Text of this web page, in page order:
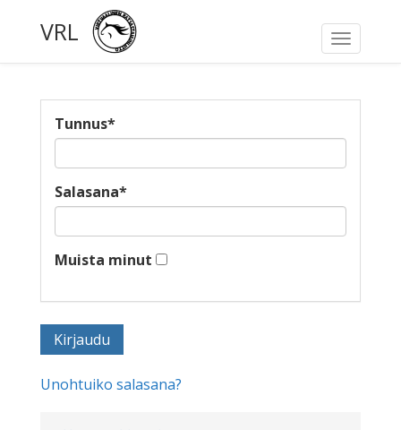
Toggle
VRL
Tunnus*
Salasana*
Muista minut
Unohtuiko salasana?